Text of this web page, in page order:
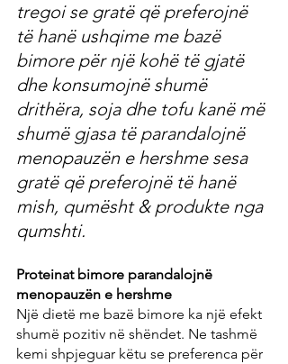
tregoi se gratë që preferojnë
të hanë ushqime me bazë
bimore për një kohë të gjatë
dhe konsumojnë shumë
drithëra, soja dhe tofu kanë më
shumë gjasa të parandalojnë
menopauzën e hershme sesa
gratë që preferojnë të hanë
mish, qumësht & produkte nga
qumshti.
Proteinat bimore parandalojnë
menopauzën e hershme
Një dietë me bazë bimore ka një efekt
shumë pozitiv në shëndet. Ne tashmë
kemi shpjeguar këtu se preferenca për